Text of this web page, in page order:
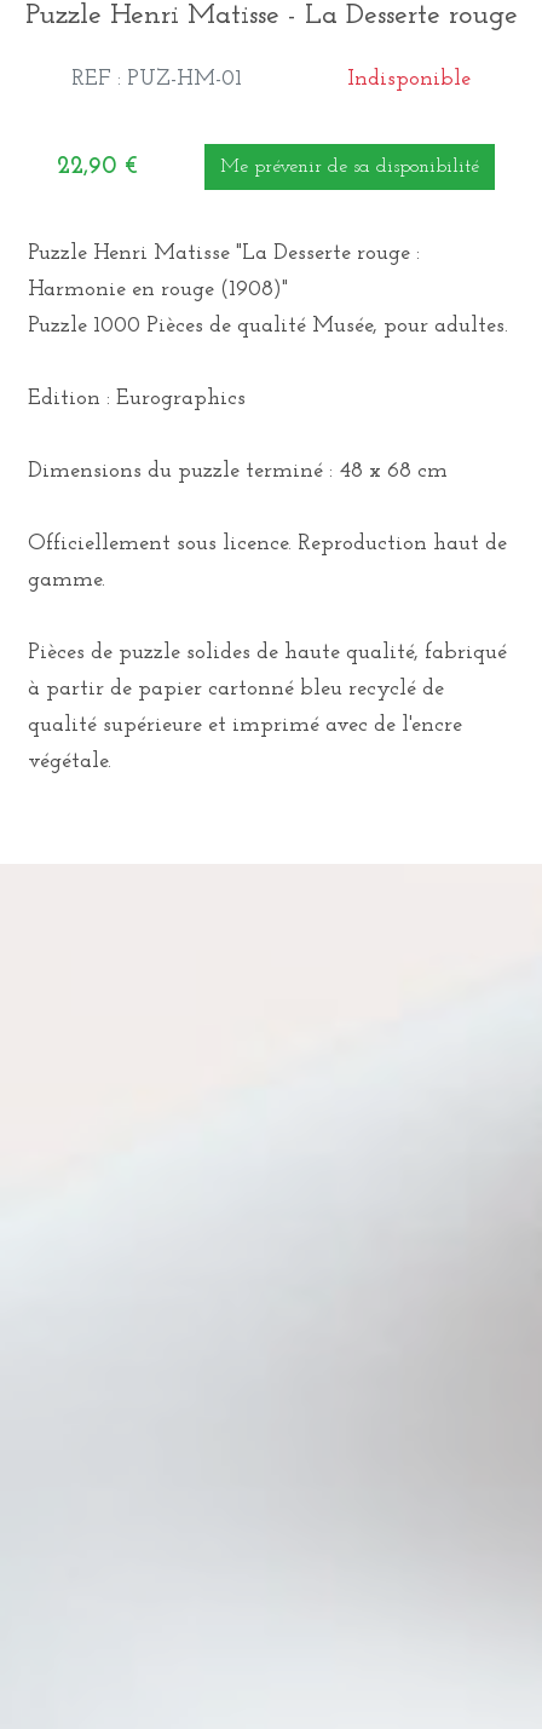
Puzzle Henri Matisse - La Desserte rouge
REF : PUZ-HM-01 Indisponible
22,90 € Me prévenir de sa disponibilité
Puzzle Henri Matisse "La Desserte rouge :
Harmonie en rouge (1908)"
Puzzle 1000 Pièces de qualité Musée, pour adultes.
Edition : Eurographics
Dimensions du puzzle terminé : 48 x 68 cm
Officiellement sous licence. Reproduction haut de
gamme.
Pièces de puzzle solides de haute qualité, fabriqué
à partir de papier cartonné bleu recyclé de
qualité supérieure et imprimé avec de l'encre
végétale.